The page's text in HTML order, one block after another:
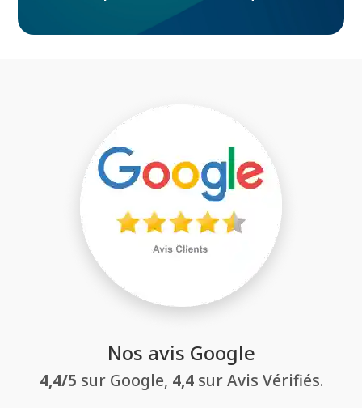
Nos avis Google
4,4/5 sur Google, 4,4sur Avis Vérifiés.